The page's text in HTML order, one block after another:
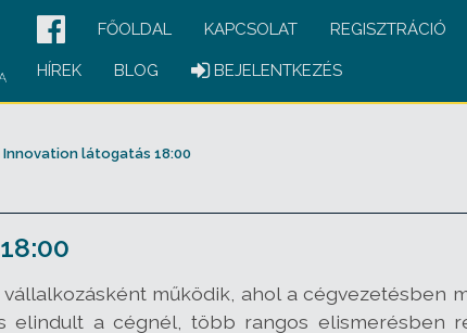
FŐOLDAL KAPCSOLAT REGISZTRÁCIÓ
HÍREK BLOG BEJELENTKEZÉS
Innovation látogatás 18:00
működik, ahol a cégvezetésben
elindult a cégnél, több rangos elismerésben